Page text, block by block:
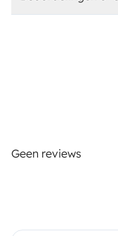
The island of
places to park and
without having to
Additionally,
artisans, or farm
Geen reviews